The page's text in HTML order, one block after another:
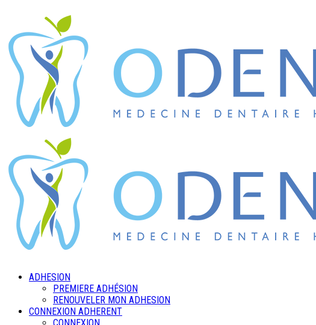
ADHESION
PREMIERE ADHÉSION
RENOUVELER MON ADHESION
CONNEXION ADHERENT